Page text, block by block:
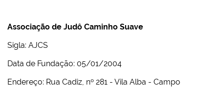
Associação de Judô Caminho Suave
Sigla: AJCS
Data de Fundação: 05/01/2004
Endereço: Rua Cadiz, nº 281 - Vila Alba - Campo